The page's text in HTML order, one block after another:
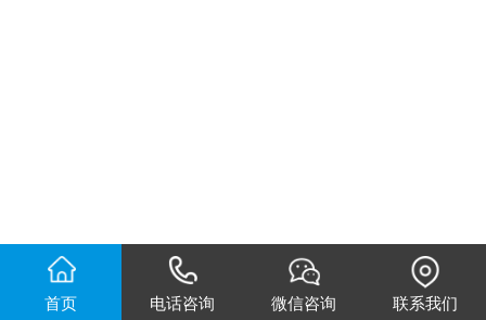
首页 电话咨询 微信咨询 联系我们